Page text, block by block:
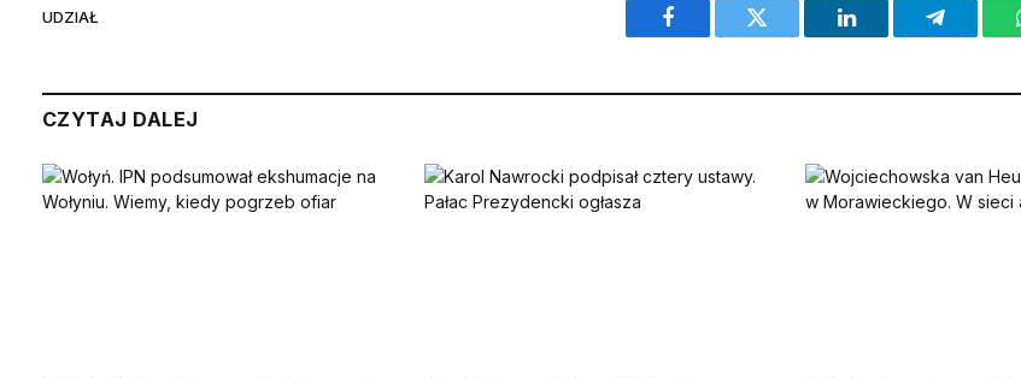
UDZIAŁ
Facebook Twitter LinkedIn Telegram
CZYTAJ DALEJ